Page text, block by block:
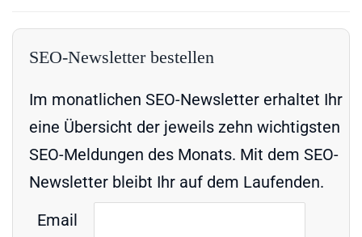
SEO-Newsletter bestellen
Im monatlichen SEO-Newsletter erhaltet Ihr
eine Übersicht der jeweils zehn wichtigsten
SEO-Meldungen des Monats. Mit dem SEO-
Newsletter bleibt Ihr auf dem Laufenden.
Email